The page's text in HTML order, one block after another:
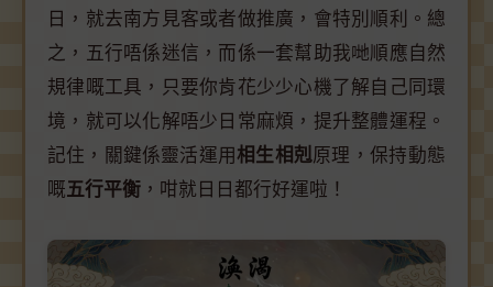
日，就去南方見客或者做推廣，會特別順利。總
之，五行唔係迷信，而係一套幫助我哋順應自然
規律嘅工具，只要你肯花少少心機了解自己同環
境，就可以化解唔少日常麻煩，提升整體運程。
記住，關鍵係靈活運用相生相剋原理，保持動態
嘅五行平衡 ，咁就日日都行好運啦！